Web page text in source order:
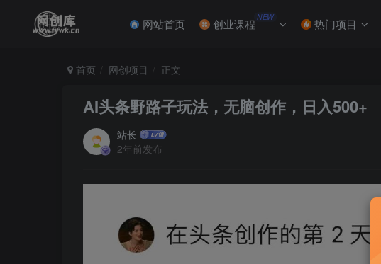
网站首页 创业课程 NEW 热门项目
首页 网创项目 正文
AI头条野路子玩法，无脑创作，日入500+
站长
2年前发布